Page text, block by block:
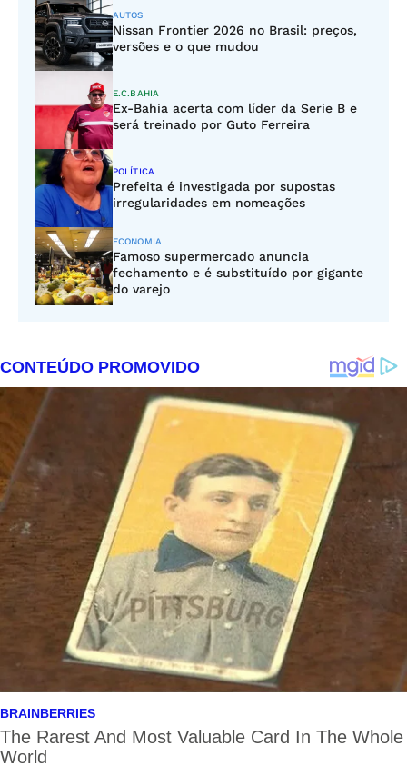
AUTOS
Nissan Frontier 2026 no Brasil: preços,
versões e o que mudou
E.C.BAHIA
Ex-Bahia acerta com líder da Serie B e
será treinado por Guto Ferreira
POLÍTICA
Prefeita é investigada por supostas
irregularidades em nomeações
ECONOMIA
Famoso supermercado anuncia
fechamento e é substituído por gigante
do varejo